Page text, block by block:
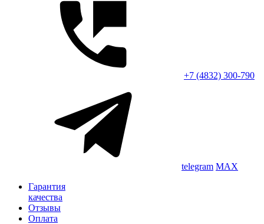
+7 (4832) 300-790
telegram MAX
Гарантия
качества
Отзывы
Оплата